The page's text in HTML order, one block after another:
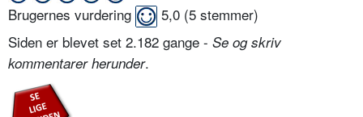
Brugernes vurdering 5,0 (5 stemmer)
Siden er blevet set 2.182 gange - Se og skriv
kommentarer herunder.